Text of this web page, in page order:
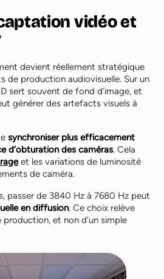
vidéo et
devient réellement stratégique
de production audiovisuelle. Sur un
sert souvent de fond d’image, et
générer des artefacts visuels à
synchroniser plus efficacement
d’obturation des caméras. Cela
et les variations de luminosité
de caméra.
passer de 3840 Hz à 7680 Hz peut
en diffusion. Ce choix relève
production, et non d’un simple